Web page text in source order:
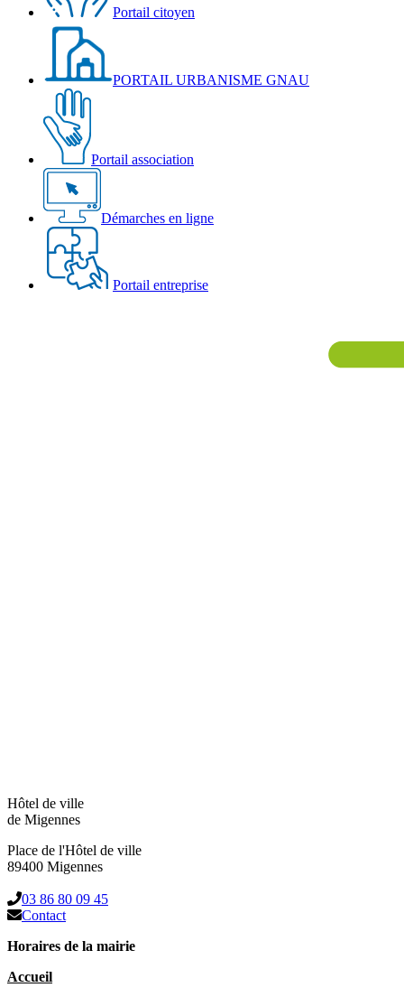
Portail citoyen
PORTAIL URBANISME GNAU
Portail association
Démarches en ligne
Portail entreprise
Hôtel de ville
de Migennes
Place de l'Hôtel de ville
89400 Migennes
03 86 80 09 45
Contact
Horaires de la mairie
Accueil